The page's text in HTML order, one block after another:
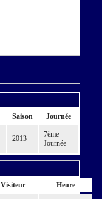
Saison Journée
2013
7ème
Journée
Visiteur Heure